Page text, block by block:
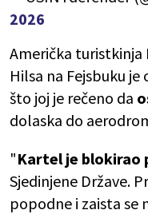
2026
Američka turistkinja
Hilsa na Fejsbuku
što joj je rečeno da
dolaska do
"Kartel je blokirao
Sjedinjene Države.
popodne i zaista se